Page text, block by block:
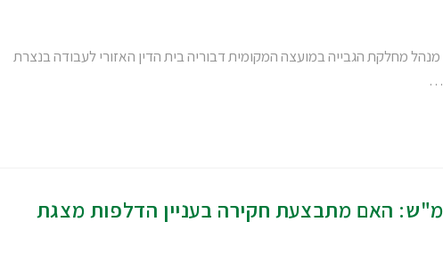
מחלקת הגבייה במועצה המקומית דבוריה בית הדין האזורי לעבודה בנצרת
האם מתבצעת חקירה בעניין הדלפות מצגת